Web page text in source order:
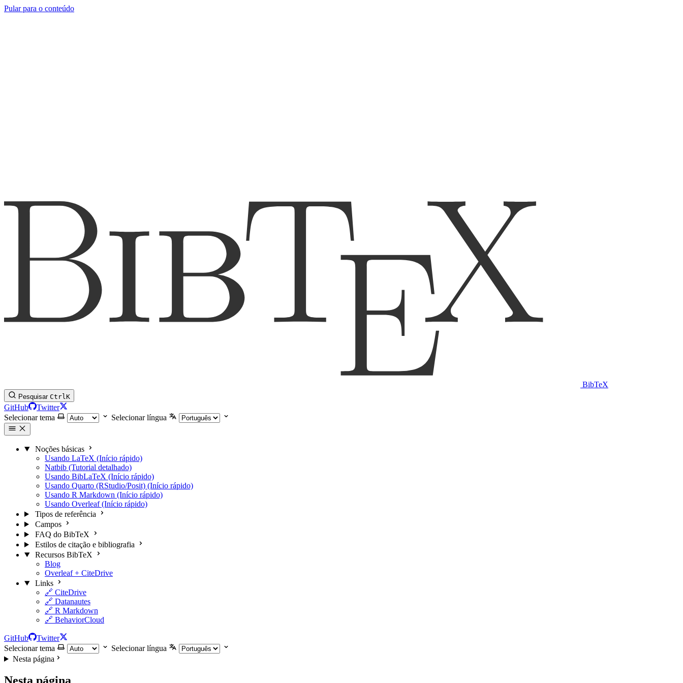
Pular para o conteúdo
BibTeX
Pesquisar CtrlK
GitHub
Twitter
Selecionar tema
Selecionar língua
Noções básicas
Usando LaTeX (Início rápido)
Natbib (Tutorial detalhado)
Usando BibLaTeX (Início rápido)
Usando Quarto (RStudio/Posit) (Início rápido)
Usando R Markdown (Início rápido)
Usando Overleaf (Início rápido)
Tipos de referência
Campos
FAQ do BibTeX
Estilos de citação e bibliografia
Recursos BibTeX
Blog
Overleaf + CiteDrive
Links
🔗 CiteDrive
🔗 Datanautes
🔗 R Markdown
🔗 BehaviorCloud
GitHub
Twitter
Selecionar tema
Selecionar língua
Nesta página